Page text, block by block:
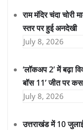
राम मंदिर चंदा
स्तर पर हुई अनदेखी
July 8, 2026
‘लॉकअप 2’ में बढ़ा
बॉस 11’ जीत पर
July 8, 2026
उत्तराखंड में 10